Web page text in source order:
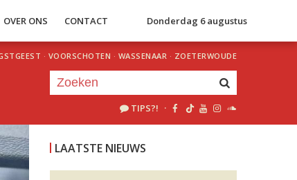
OVER ONS CONTACT Donderdag 6 augustus
· VOORSCHOTEN · WASSENAAR · ZOETERWOUDE
TIPS?! ·
LAATSTE NIEUWS